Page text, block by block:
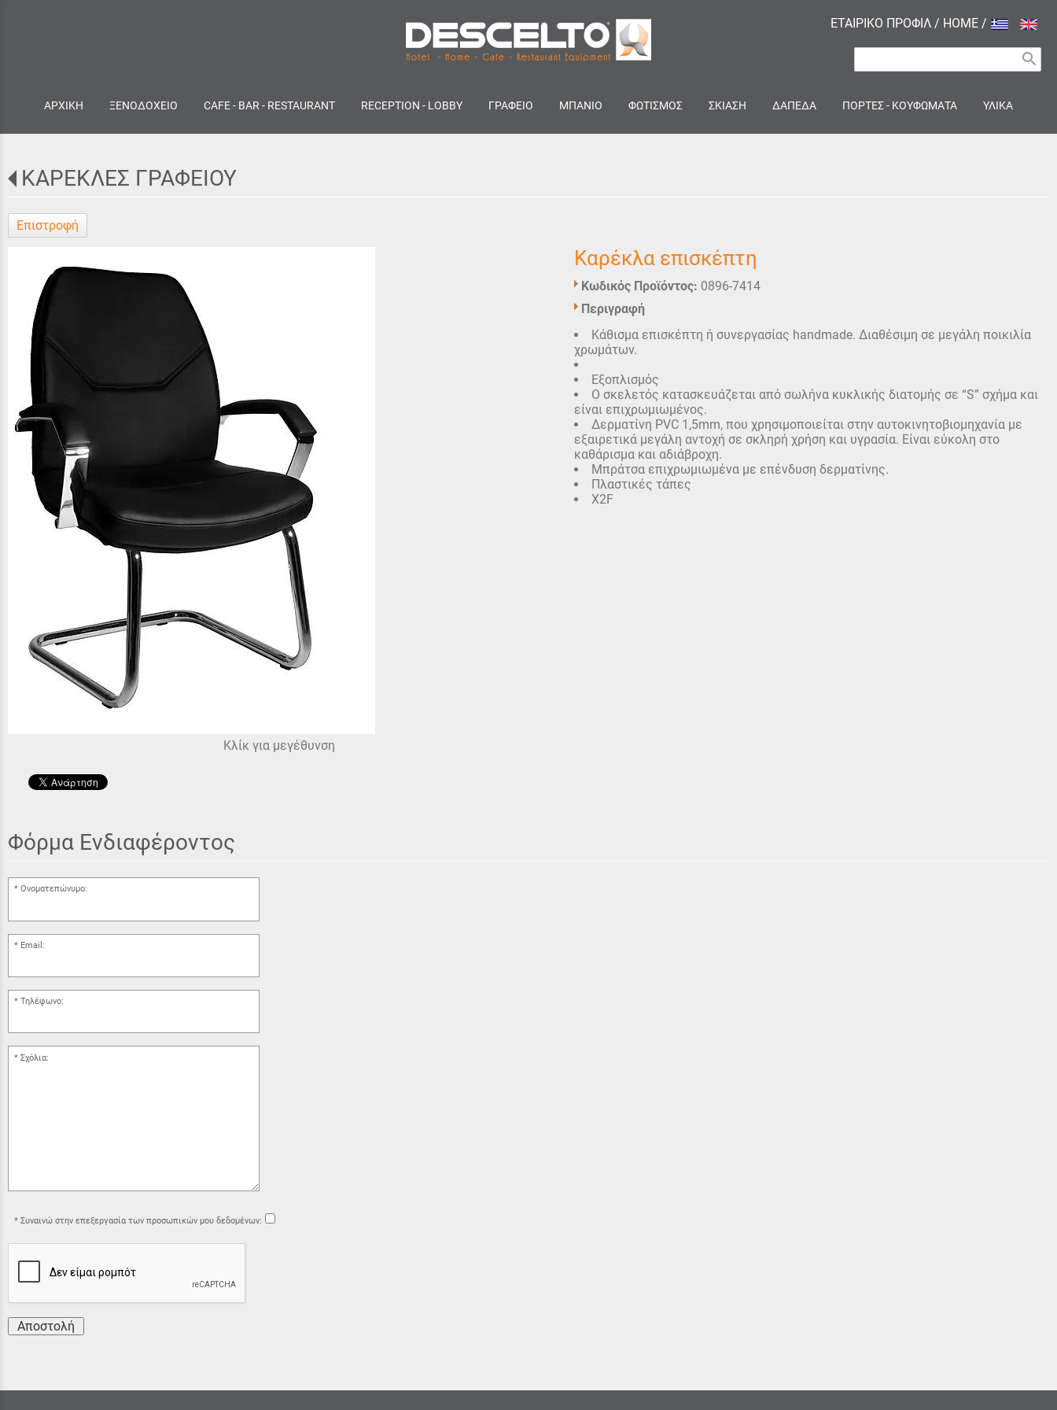
ΕΤΑΙΡΙΚΟ ΠΡΟΦΙΛ / HOME /
search
ΑΡΧΙΚΗ ΞΕΝΟΔΟΧΕΙΟ CAFE - BAR - RESTAURANT RECEPTION - LOBBY ΓΡΑΦΕΙΟ ΜΠΑΝΙΟ ΦΩΤΙΣΜΟΣ ΣΚΙΑΣΗ ΔΑΠΕΔΑ ΠΟΡΤΕΣ - ΚΟΥΦΩΜΑΤΑ ΥΛΙΚΑ
ΚΑΡΕΚΛΕΣ ΓΡΑΦΕΙΟΥ
Επιστροφή
Κλίκ για μεγέθυνση
Καρέκλα επισκέπτη
Κωδικός Προϊόντος: 0896-7414
Περιγραφή
Κάθισμα επισκέπτη ή συνεργασίας handmade. Διαθέσιμη σε μεγάλη ποικιλία
χρωμάτων.
Εξοπλισμός
Ο σκελετός κατασκευάζεται από σωλήνα κυκλικής διατομής σε “S” σχήμα και
είναι επιχρωμιωμένος.
Δερματίνη PVC 1,5mm, που χρησιμοποιείται στην αυτοκινητοβιομηχανία με
εξαιρετικά μεγάλη αντοχή σε σκληρή χρήση και υγρασία. Είναι εύκολη στο
καθάρισμα και αδιάβροχη.
Μπράτσα επιχρωμιωμένα με επένδυση δερματίνης.
Πλαστικές τάπες
X2F
Φόρμα Ενδιαφέροντος
Ονοματεπώνυμο:
Email:
Τηλέφωνο:
Σχόλια:
Συναινώ στην επεξεργασία των προσωπικών μου δεδομένων:
Αποστολή